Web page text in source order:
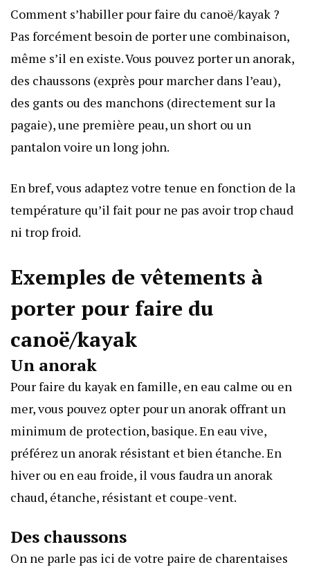
Comment s’habiller pourfaire du canoë/kayak ?
Pas forcément besoin de porter une combinaison,
même s’il en existe. Vous pouvez porter un anorak,
des chaussons (exprès pour marcher dans l’eau),
des gants ou des manchons (directement sur la
pagaie), une première peau, un short ou un
pantalon voire un long john.
En bref, vous adaptez votre tenue en fonction de la
température qu’il fait pour ne pas avoir trop chaud
ni trop froid.
Exemples de vêtements à
porter pour faire du
canoë/kayak
Un anorak
Pour faire du kayak en famille, en eau calme ou en
mer, vous pouvez opter pour un anorak offrant un
minimum de protection, basique. En eau vive,
préférez un anorak résistant et bien étanche. En
hiver ou en eau froide, il vous faudra un anorak
chaud, étanche, résistant et coupe-vent.
Des chaussons
On ne parle pas ici de votre paire de charentaises